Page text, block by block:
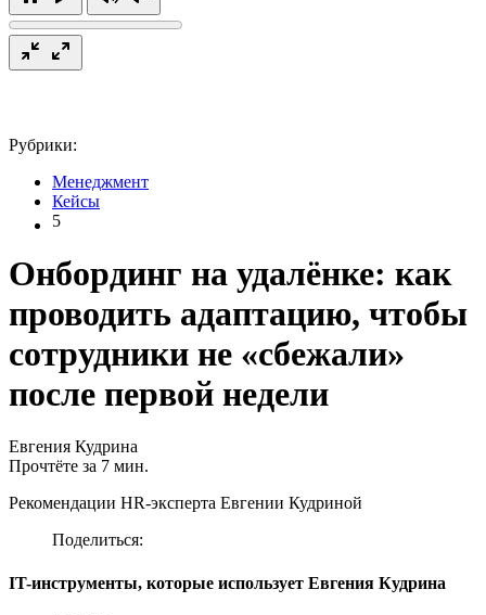
Рубрики:
Менеджмент
Кейсы
5
Онбординг на удалёнке: как
проводить адаптацию, чтобы
сотрудники не «сбежали»
после первой недели
Евгения Кудрина
Прочтёте за 7 мин.
Рекомендации HR-эксперта Евгении Кудриной
Поделиться:
IT-инструменты, которые использует Евгения Кудрина